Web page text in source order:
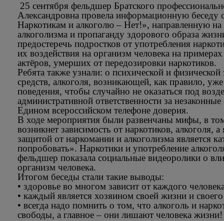
25 сентября фельдшер Братского
Александровна провела информационную
Наркотикам и алкоголю – Нет!», направленную
алкоголизма и пропаганду здорового образа
предостеречь подростков от употребления
их воздействия на организм человека на
актёров, умерших от передозировки наркотиков.
Ребята также узнали: о психической и
средств, алкоголя, возникающей, как правило,
поведения, чтобы случайно не оказаться под
административной ответственности за
Едином всероссийском телефоне доверия.
В ходе мероприятия были развенчаны мифы, в
возникнет зависимость от наркотиков,
защитой от наркомании и алкоголизма является
попробовать». Наркотики и употребление
фельдшер показала социальные видеоролики о
организм человека.
Итогом беседы стали такие выводы:
• здоровье во многом зависит от каждого
• каждый является хозяином своей жизни и
• всегда надо помнить о том, что алкоголь и
свободы, а главное – они лишают человека жизни!